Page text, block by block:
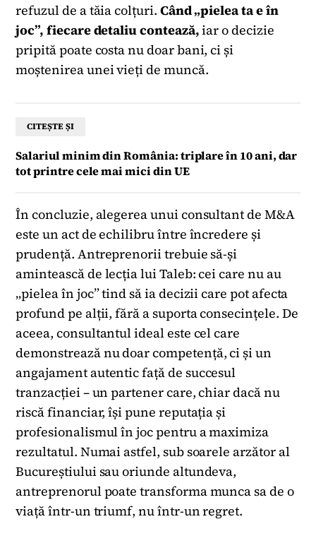
refuzul de a tăia colțuri. Când „pielea ta e în
joc”, fiecare detaliu contează,iar o decizie
pripită poate costa nu doar bani, ci și
moștenirea unei vieți de muncă.
CITEȘTE ȘI
Salariul minim din România: triplare în 10 ani, dar
tot printre cele mai mici din UE
În concluzie, alegerea unui consultant de M&A
este un act de echilibru între încredere și
prudență. Antreprenorii trebuie să-și
amintească de lecția lui Taleb: cei care nu au
„pielea în joc” tind să ia decizii care pot afecta
profund pe alții, fără a suporta consecințele. De
aceea, consultantul ideal este cel care
demonstrează nu doar competență, ci și un
angajament autentic față de succesul
tranzacției – un partener care, chiar dacă nu
riscă financiar, își pune reputația și
profesionalismul în joc pentru a maximiza
rezultatul. Numai astfel, sub soarele arzător al
Bucureștiului sau oriunde altundeva,
antreprenorul poate transforma munca sa de o
viață într-un triumf, nu într-un regret.